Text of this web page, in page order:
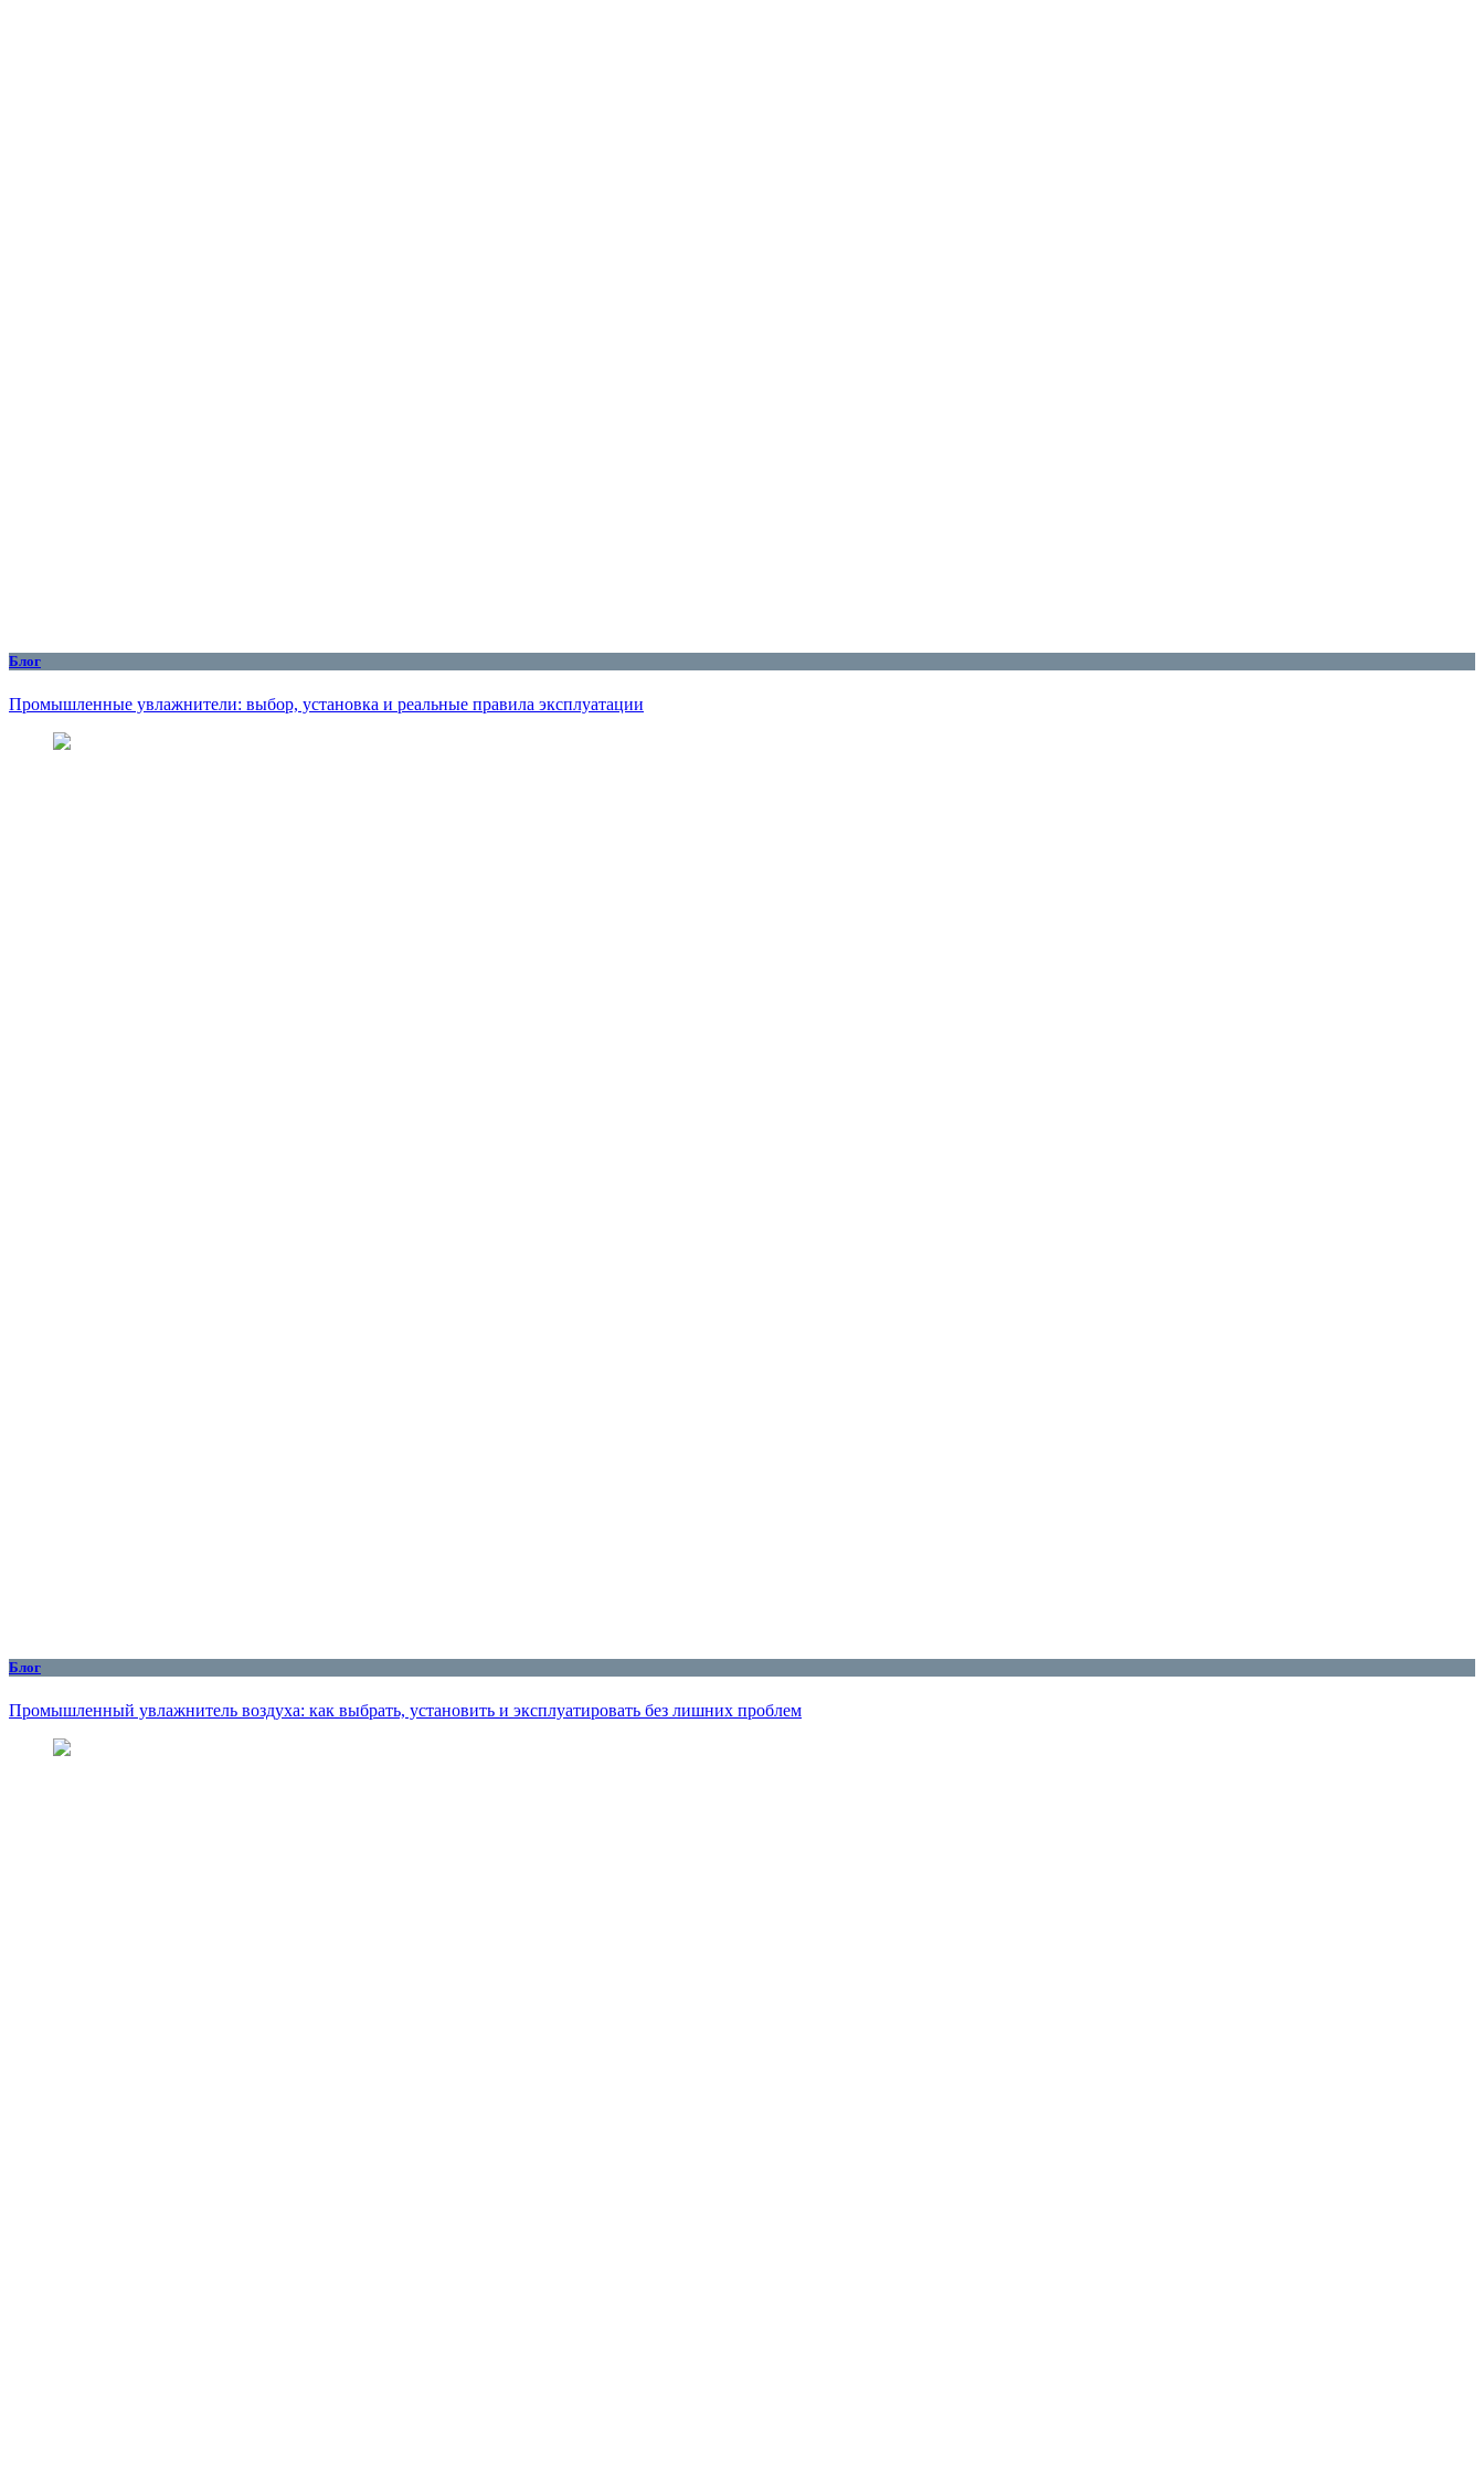
Блог
Промышленные увлажнители: выбор, установка и реальные правила эксплуатации
Блог
Промышленный увлажнитель воздуха: как выбрать, установить и эксплуатировать без лишних проблем